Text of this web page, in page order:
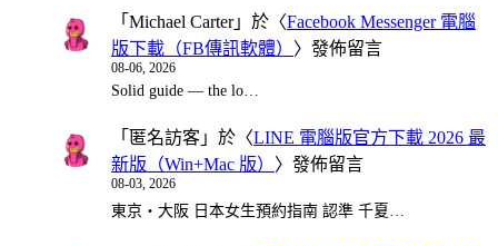
「 Michael Carter」於〈Facebook Messenger 電腦
版下載（FB傳訊軟體） 〉發佈留言
08-06, 2026
Solid guide — the lo…
「 匿名訪客 」於〈LINE 電腦版官方下載 2026 最
新版（Win+Mac 版） 〉發佈留言
08-03, 2026
東京・大阪 日本女生預約指南 認準 千夏…